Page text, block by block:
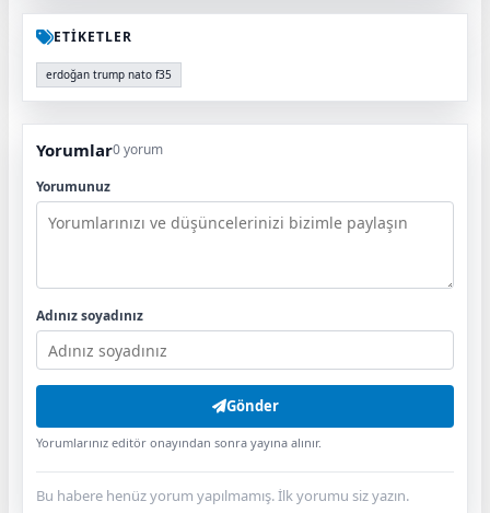
ETİKETLER
erdoğan trump nato f35
Yorumlar0 yorum
Yorumunuz
Adınız soyadınız
Gönder
Yorumlarınız editör onayından sonra yayına alınır.
Bu habere henüz yorum yapılmamış. İlk yorumu siz yazın.